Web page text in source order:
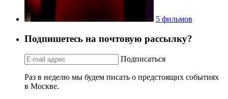
5 фильмов
Подпишетесь на почтовую рассылку?
Подписаться
Раз в неделю мы будем писать о предстоящих событиях
в Москве.